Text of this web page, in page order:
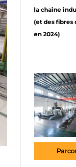
la chaîne
(et des fibres
en 2024)